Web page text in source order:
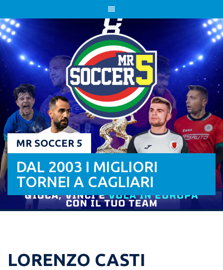
to
content
MR SOCCER 5
DAL 2003 I MIGLIORI
TORNEI A CAGLIARI
LORENZO CASTI